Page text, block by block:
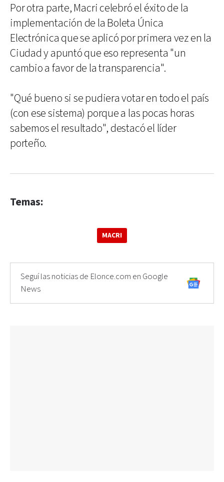
Por otra parte, Macri celebró el éxito de la
implementación de la Boleta Única
Electrónica que se aplicó por primera vez en la
Ciudad y apuntó que eso representa "un
cambio a favor de la transparencia".
"Qué bueno si se pudiera votar en todo el país
(con ese sistema) porque a las pocas horas
sabemos el resultado", destacó el líder
porteño.
Temas:
MACRI
Seguí las noticias de Elonce.com en Google
News